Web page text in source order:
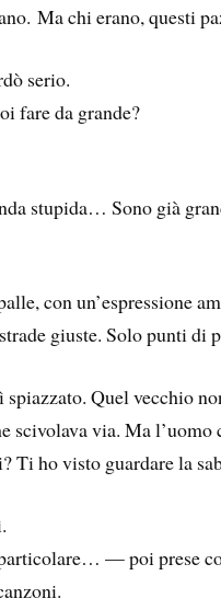
Ma chi erano, questi
serio.
fare da grande?
stupida… Sono già
con un’espressione
giuste. Solo punti di
spiazzato. Quel vecchio
scivolava via. Ma
Ti ho visto guardare la
— poi prese